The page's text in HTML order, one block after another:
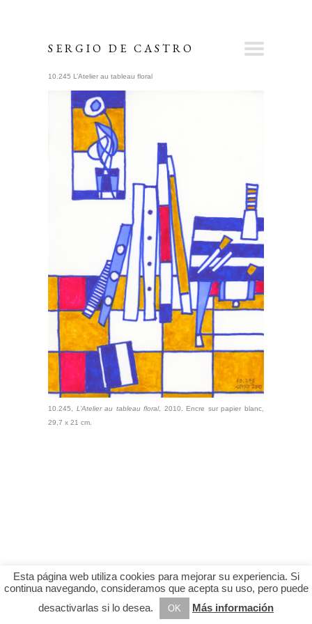
SERGIO DE CASTRO
10.245 L’Atelier au tableau floral
10.245, L’Atelier au tableau floral, 2010. Encre sur papier blanc,
29,7 x 21 cm.
Esta página web utiliza cookies para mejorar su experiencia. Si
continua navegando, consideramos que acepta su uso, pero puede
desactivarlas si lo desea.
OK Más información